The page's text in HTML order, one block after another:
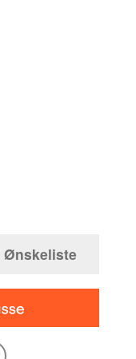
Ønskeliste